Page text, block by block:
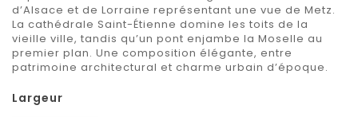
d’Alsace et de Lorraine représentant une vue de Metz.
La cathédrale Saint-Étienne domine les toits de la
vieille ville, tandis qu’un pont enjambe la Moselle au
premier plan. Une composition élégante, entre
patrimoine architectural et charme urbain d’époque.
Largeur